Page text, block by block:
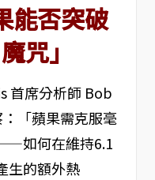
能否突破
咒」
首席分析師 Bob
「蘋果需克服毫
如何在維持6.1
生的額外熱